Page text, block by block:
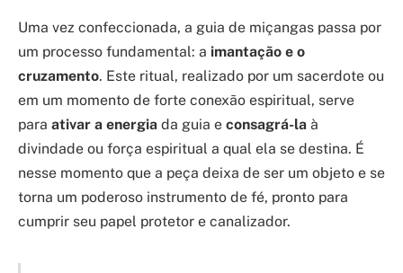
Uma vez confeccionada, a guia de miçangas passa por
um processo fundamental: a imantação e o
cruzamento. Este ritual, realizado por um sacerdote ou
em um momento de forte conexão espiritual, serve
para ativar a energia da guia e consagrá-la à
divindade ou força espiritual a qual ela se destina. É
nesse momento que a peça deixa de ser um objeto e se
torna um poderoso instrumento de fé, pronto para
cumprir seu papel protetor e canalizador.